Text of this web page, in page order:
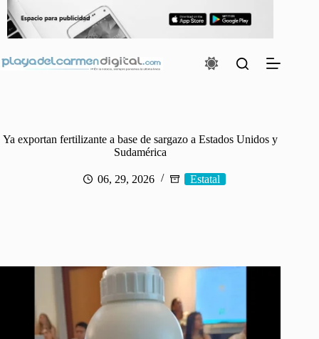
contenido
Ya exportan fertilizante a base de sargazo a Estados Unidos y
Sudamérica
06, 29, 2026 Estatal